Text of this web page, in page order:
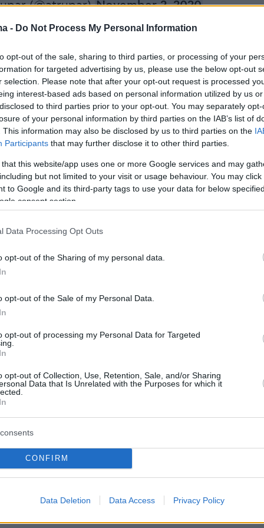
- Do Not Process My Personal Information
opt-out of the sale, sharing to third parties, or processing of your
for targeted advertising by us, please use the below opt-out
selection. Please note that after your opt-out request is processed
interest-based ads based on personal information utilized by us
to third parties prior to your opt-out. You may separately
of your personal information by third parties on the IAB’s list of
This information may also be disclosed by us to third parties on the
Participants that may further disclose it to other third parties.
that this website/app uses one or more Google services and may
but not limited to your visit or usage behaviour. You may
to Google and its third-party tags to use your data for below
consent section.
Data Processing Opt Outs
opt-out of the Sharing of my personal data.
opt-out of the Sale of my Personal Data.
opt-out of processing my Personal Data for Targeted
opt-out of Collection, Use, Retention, Sale, and/or Sharing
Data that Is Unrelated with the Purposes for which it
CONFIRM
Data Deletion Data Access Privacy Policy
(@atrupar)November 2, 2020
πολύ. Η κατάσταση δεν είναι καλή», δήλωσε
ο Φάουτσι στην εφημερίδα The
στο φθινόπωρο και τον
οι αρνητικές προϋποθέσεις, καθώς οι
στο σπίτι σε εσωτερικούς
δεν θα μπορούσαν να είναι χειρότερες ».
της διαχείρισής του για την
του ιού στη διάρκεια προεκλογικής
Μαϊάμι, οι οπαδοί του άρχισαν να
τον Φάουτσι»
σύνθημα, ο Τραμπ είπε:
κοριτσάκι στην Τουρκία μετά από 65
τα συντρίμμια - Δείτε βίντεο!